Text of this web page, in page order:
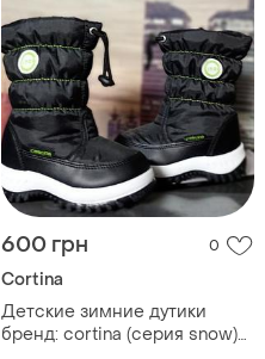
600 грн 0
Cortina
Детские зимние дутики
бренд: cortina (серия snow)